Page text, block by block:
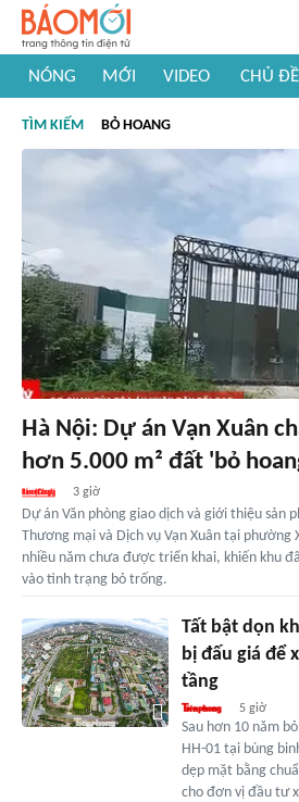
NÓNG MỚI VIDEO CHỦ ĐỀ
#Khám phá thế giới
TÌM KIẾM BỎ HOANG
Hà Nội: Dự án Vạn Xuân
hơn 5.000 m² đất 'bỏ
3 giờ
Dự án Văn phòng giao dịch và giới thiệu sản
Thương mại và Dịch vụ Vạn Xuân tại phường
nhiều năm chưa được triển khai, khiến khu
vào tình trạng bỏ trống.
Tất bật dọn
bị đấu giá để
tầng
5 giờ
Sau hơn 10 năm
HH-01 tại bùng
dẹp mặt bằng
cho đơn vị đầu tư